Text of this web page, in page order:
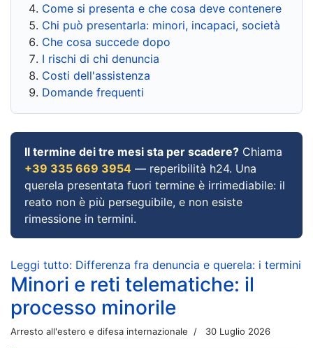
Come si presenta e che cosa deve contenere
Chi può presentarla: minori, incapaci, società
Che cosa succede dopo
I rischi di chi denuncia
Costi dell'assistenza
Domande frequenti
Il termine dei tre mesi sta per scadere? Chiama
+39 335 669 3954 — reperibilità h24. Una
querela presentata fuori termine è irrimediabile: il
reato non è più perseguibile, e non esiste
rimessione in termini.
Leggi tutto: Differenza fra denuncia e querela: i termini
Minori e reti telematiche: il
processo minorile
Arresto all'estero e difesa internazionale 30 Luglio 2026